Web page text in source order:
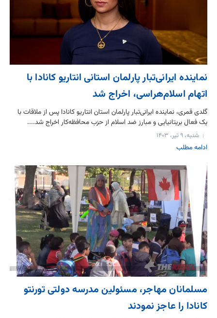
نماینده ایرانی‌تبار پارلمان استانی انتاریو کانادا با
اتهام اسلام‌هراسی، اخراج شد
گلدی قمری، نماینده ایرانی‌تبار پارلمان استان انتاریو کانادا پس از ملاقات با
یک فعال بریتانیایی و مبارز ضد اسلام از حزب محافظه‌کار اخراج شد....
شنبه، ۹ تیر، ۱۴۰۳
ادامه مطلب
مسلمانان مهاجر، مسئولین مدرسه دولتی تورنتو
کانادا را عاجز نمودند